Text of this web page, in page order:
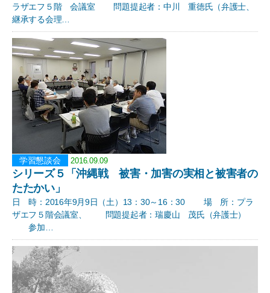
ラザエフ５階 会議室 問題提起者：中川 重徳氏（弁護士、
継承する会理…
学習懇談会 2016.09.09
シリーズ５「沖縄戦 被害・加害の実相と被害者の
たたかい」
日 時：2016年9月9日（土）13：30～16：30 場 所：プラ
ザエフ５階会議室、 問題提起者：瑞慶山 茂氏（弁護士）
参加…